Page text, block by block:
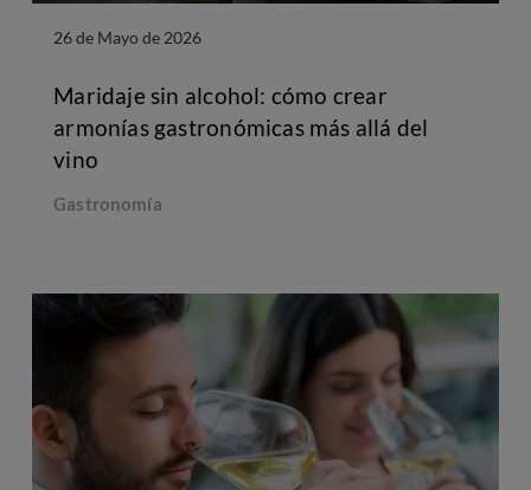
26 de Mayo de 2026
Maridaje sin alcohol: cómo crear
armonías gastronómicas más allá del
vino
Gastronomía